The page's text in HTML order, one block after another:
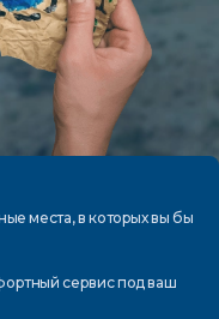
места, в которыхвы бы
сервис под ваш